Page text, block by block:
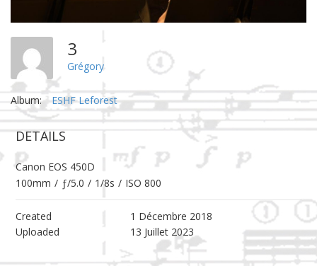
3
Grégory
Album: ESHF Leforest
DETAILS
Canon EOS 450D
100mm / ƒ/5.0 / 1/8s / ISO 800
Created
1 Décembre 2018
Uploaded
13 Juillet 2023